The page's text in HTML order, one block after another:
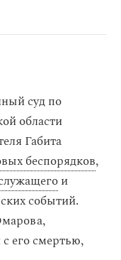
суд по
области
Габита
беспорядков,
и
событий.
его смертью,